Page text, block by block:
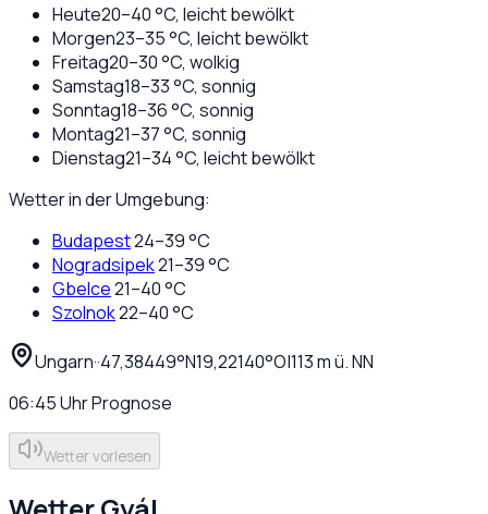
Heute20–40°C, leicht bewölkt
Morgen23–35°C, leicht bewölkt
Freitag20–30°C, wolkig
Samstag18–33°C, sonnig
Sonntag18–36°C, sonnig
Montag21–37°C, sonnig
Dienstag21–34°C, leicht bewölkt
Wetter in der Umgebung:
Budapest24–39°C
Nogradsipek21–39°C
Gbelce21–40°C
Szolnok22–40°C
Ungarn··47,38449°N19,22140°O|113m ü. NN
06:45UhrPrognose
Wetter vorlesen